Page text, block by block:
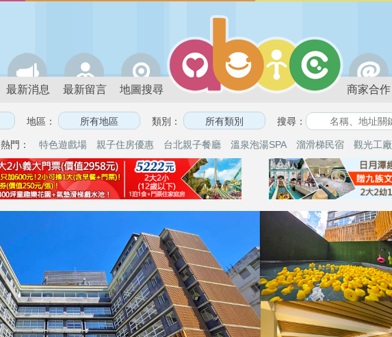
最新消息 最新留言 地圖搜尋 商家合作
地區： 類別： 搜尋：
熱門： 特色遊戲場 親子住房優惠 台北親子餐廳 溫泉泡湯SPA 溜滑梯民宿 觀光工廠